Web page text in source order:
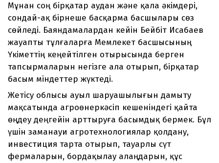
Мұнан соң бірқатар аудан және қала әкімдері,
сондай-ақ бірнеше басқарма басшылары сөз
сөйледі. Баяндамалардан кейін Бейбіт Исабаев
жауапты тұлғаларға Мемлекет басшысының
Үкіметтің кеңейтілген отырысында берген
тапсырмаларын негізге ала отырып, бірқатар
басым міндеттер жүктеді.
Жетісу облысы ауыл шаруашылығын дамыту
мақсатында агроөнеркәсіп кешеніндегі қайта
өңдеу деңгейін арттыруға басымдық бермек. Бұл
үшін заманауи агротехнологиялар қолдану,
инвестиция тарта отырып, тауарлы сүт
фермаларын, бордақылау алаңдарын, құс